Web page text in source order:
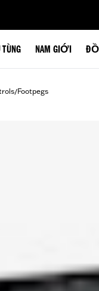
NAM GIỚI
/Footpegs